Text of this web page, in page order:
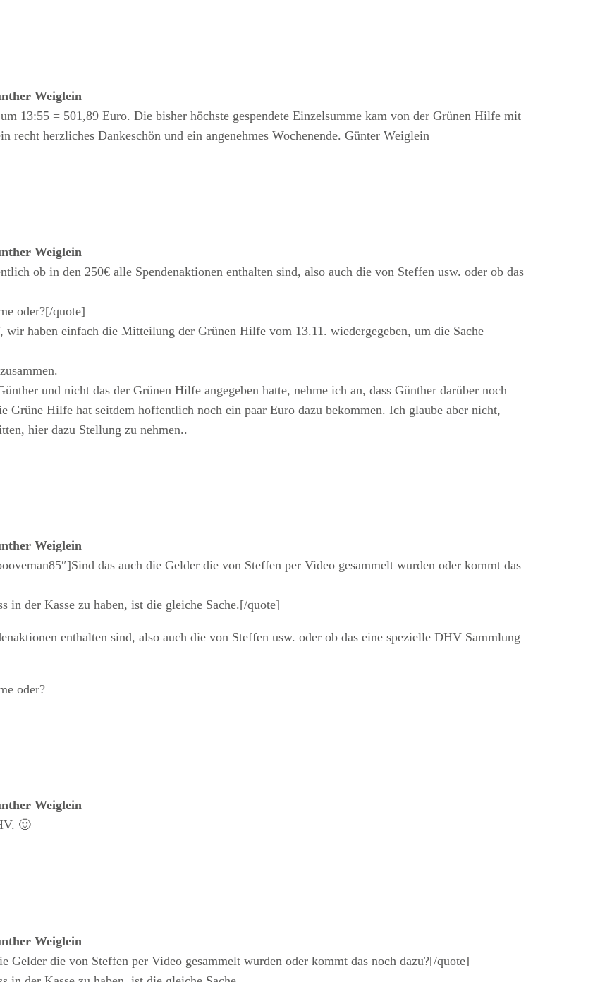
Weiglein
13:55 = 501,89 Euro. Die bisher höchste gespendete Einzelsumme kam von der Grünen Hilfe mit
recht herzliches Dankeschön und ein angenehmes Wochenende. Günter Weiglein
Weiglein
ob in den 250€ alle Spendenaktionen enthalten sind, also auch die von Steffen usw. oder ob das
oder?[/quote]
wir haben einfach die Mitteilung der Grünen Hilfe vom 13.11. wiedergegeben, um die Sache
und nicht das der Grünen Hilfe angegeben hatte, nehme ich an, dass Günther darüber noch
Grüne Hilfe hat seitdem hoffentlich noch ein paar Euro dazu bekommen. Ich glaube aber nicht,
hier dazu Stellung zu nehmen..
Weiglein
das auch die Gelder die von Steffen per Video gesammelt wurden oder kommt das
in der Kasse zu haben, ist die gleiche Sache.[/quote]
enthalten sind, also auch die von Steffen usw. oder ob das eine spezielle DHV Sammlung
oder?
Weiglein
🙂
Weiglein
Gelder die von Steffen per Video gesammelt wurden oder kommt das noch dazu?[/quote]